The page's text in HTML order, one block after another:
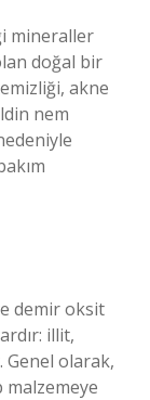
mineraller
doğal bir
akne
nem
demir oksit
illit,
olarak,
malzemeye